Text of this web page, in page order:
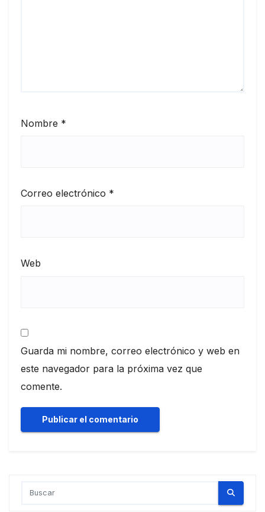
Nombre *
Correo electrónico *
Web
Guarda mi nombre, correo electrónico y web en
este navegador para la próxima vez que
comente.